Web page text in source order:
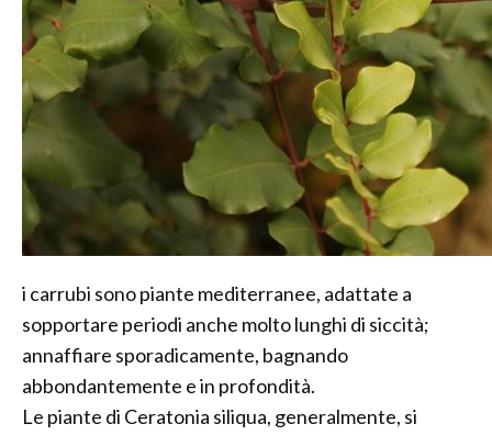
i carrubi sono piante mediterranee, adattate a
sopportare periodi anche molto lunghi di siccità;
annaffiare sporadicamente, bagnando
abbondantemente e in profondità.
Le piante di Ceratonia siliqua, generalmente, si